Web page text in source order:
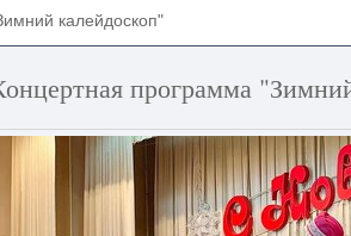
калейдоскоп"
программа